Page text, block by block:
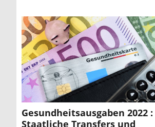
Gesundheitsausgaben 2022 :
Staatliche Transfers und